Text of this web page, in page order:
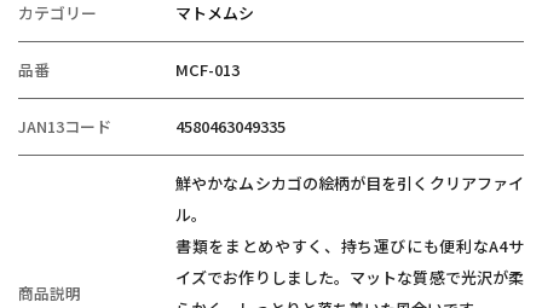
カテゴリー マトメムシ
品番 MCF-013
JAN13コード 4580463049335
商品説明
鮮やかなムシカゴの絵柄が目を引くクリアファイ
ル。
書類をまとめやすく、持ち運びにも便利なA4サ
イズでお作りしました。マットな質感で光沢が柔